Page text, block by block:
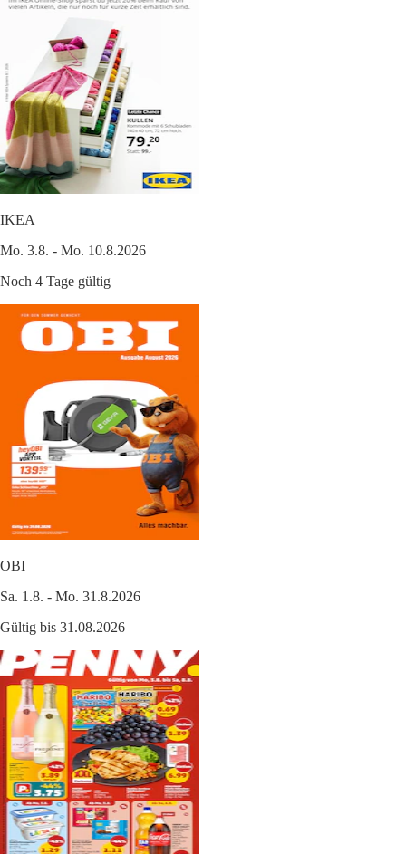
IKEA
Mo. 3.8. - Mo. 10.8.2026
Noch 4 Tage gültig
OBI
Sa. 1.8. - Mo. 31.8.2026
Gültig bis 31.08.2026